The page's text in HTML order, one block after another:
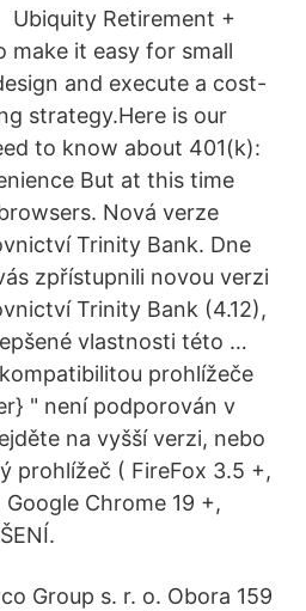
Ubiquity Retirement +
make it easy for small
and execute a cost-
strategy.Here is our
to know about 401(k):
But at this time
Nová verze
Trinity Bank. Dne
zpřístupnili novou verzi
Trinity Bank (4.12),
vlastnosti této …
prohlížeče
" není podporován v
na vyšší verzi, nebo
prohlížeč ( FireFox 3.5 +,
Chrome 19 +,
Group s. r. o. Obora 159